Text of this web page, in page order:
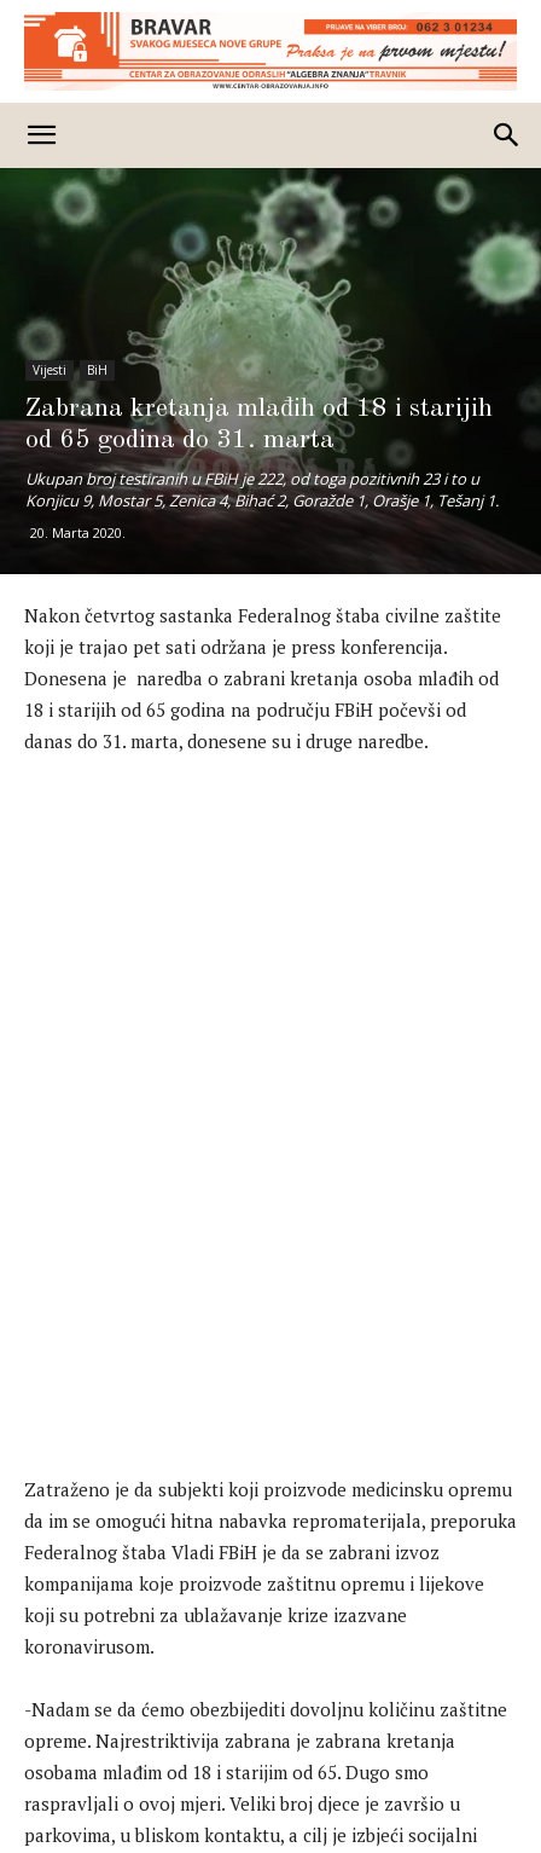
Vijesti BiH
Zabrana kretanja mlađih od 18 i starijih
od 65 godina do 31. marta
Ukupan broj testiranih u FBiH je 222, od toga pozitivnih 23 i to u
Konjicu 9, Mostar 5, Zenica 4, Bihać 2, Goražde 1, Orašje 1, Tešanj 1.
20. Marta 2020.
Nakon četvrtog sastanka Federalnog štaba civilne zaštite
koji je trajao pet sati održana je press konferencija.
Donesena je naredba o zabrani kretanja osoba mlađih od
18 i starijih od 65 godina na području FBiH počevši od
danas do 31. marta, donesene su i druge naredbe.
Zatraženo je da subjekti koji proizvode medicinsku opremu
da im se omogući hitna nabavka repromaterijala, preporuka
Federalnog štaba Vladi FBiH je da se zabrani izvoz
kompanijama koje proizvode zaštitnu opremu i lijekove
koji su potrebni za ublažavanje krize izazvane
koronavirusom.
-Nadam se da ćemo obezbijediti dovoljnu količinu zaštitne
opreme. Najrestriktivija zabrana je zabrana kretanja
osobama mlađim od 18 i starijim od 65. Dugo smo
raspravljali o ovoj mjeri. Veliki broj djece je završio u
parkovima, u bliskom kontaktu, a cilj je izbjeći socijalni